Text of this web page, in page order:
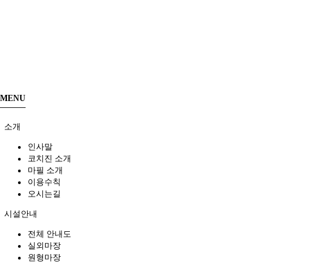
MENU
소개
인사말
코치진 소개
마필 소개
이용수칙
오시는길
시설안내
전체 안내도
실외마장
원형마장